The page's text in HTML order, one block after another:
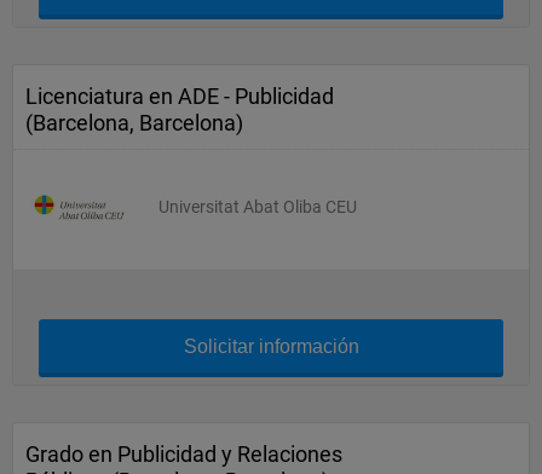
Licenciatura en ADE - Publicidad
(Barcelona, Barcelona)
Universitat Abat Oliba CEU
Solicitar información
Grado en Publicidad y Relaciones